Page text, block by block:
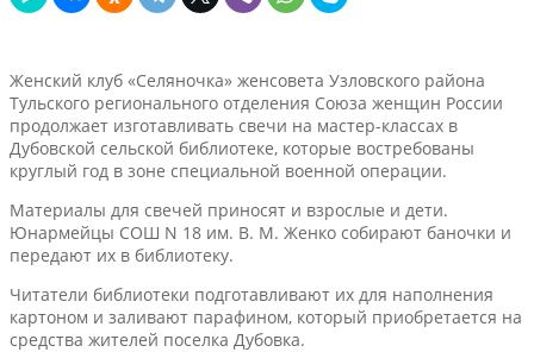
Женский клуб «Селяночка» женсовета Узловского района
Тульского регионального отделения Союза женщин России
продолжает изготавливать свечи на мастер-классах в
Дубовской сельской библиотеке, которые востребованы
круглый год в зоне специальной военной операции.
Материалы для свечей приносят и взрослые и дети.
Юнармейцы СОШ N 18 им. В. М. Женко собирают баночки и
передают их в библиотеку.
Читатели библиотеки подготавливают их для наполнения
картоном и заливают парафином, который приобретается на
средства жителей поселка Дубовка.